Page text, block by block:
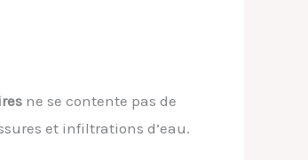
ne se contente pas de
et infiltrations d’eau.